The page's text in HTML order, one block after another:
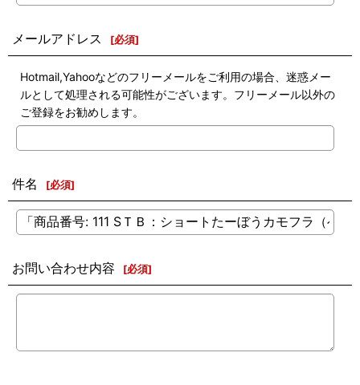
メールアドレス [必須]
Hotmail,Yahooなどのフリーメールをご利用の場合、迷惑メー
ルとして処理される可能性がございます。フリーメール以外の
ご登録をお勧めします。
件名 [必須]
お問い合わせ内容 [必須]